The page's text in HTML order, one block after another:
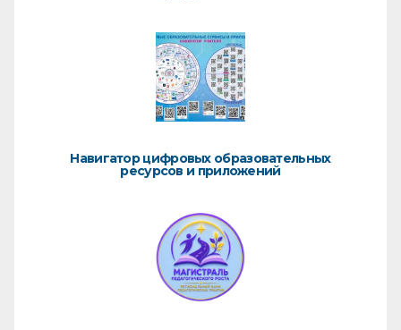
Навигатор цифровых образовательных
ресурсов и приложений